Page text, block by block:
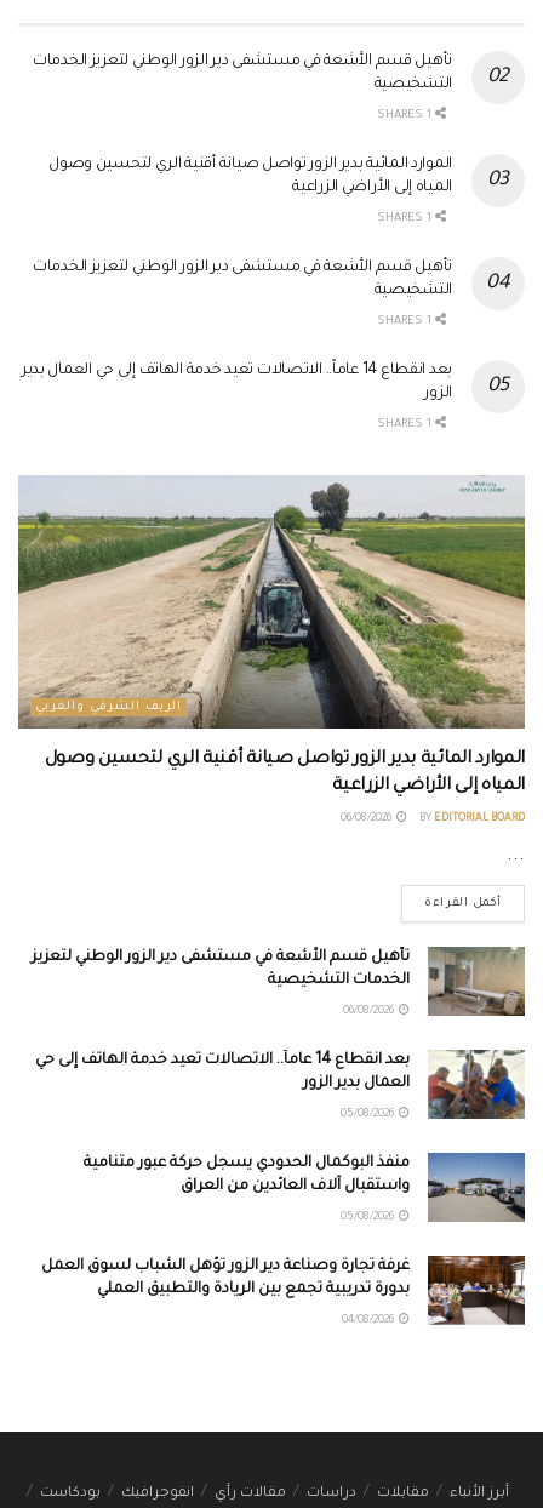
تأهيل قسم الأشعة في مستشفى دير الزور الوطني لتعزيز الخدمات
التشخيصية
الموارد المائية بدير الزور تواصل صيانة أقنية الري لتحسين وصول
المياه إلى الأراضي الزراعية
تأهيل قسم الأشعة في مستشفى دير الزور الوطني لتعزيز الخدمات
التشخيصية
بعد انقطاع 14 عاماً.. الاتصالات تعيد خدمة الهاتف إلى حي العمال بدير
الزور
الريف الشرقي والغربي
الموارد المائية بدير الزور تواصل صيانة أقنية الري لتحسين وصول
المياه إلى الأراضي الزراعية
BY EDITORIAL BOARD
...
أكمل القراءة
تأهيل قسم الأشعة في مستشفى دير الزور الوطني لتعزيز
الخدمات التشخيصية
بعد انقطاع 14 عاماً.. الاتصالات تعيد خدمة الهاتف إلى حي
العمال بدير الزور
منفذ البوكمال الحدودي يسجل حركة عبور متنامية
واستقبال آلاف العائدين من العراق
غرفة تجارة وصناعة دير الزور تؤهل الشباب لسوق العمل
بدورة تدريبية تجمع بين الريادة والتطبيق العملي
أبرز الأنباء مقابلات دراسات مقالات رأي انفوجرافيك بودكاست